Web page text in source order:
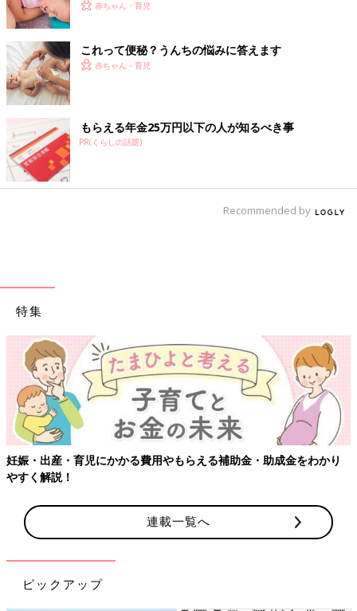
赤ちゃん・育児
これって便秘？うんちの悩みに答えます
赤ちゃん・育児
もらえる年金25万円以下の人が知るべき事
PR(くらしの話題)
Recommended by
特集
【ワクチン接種できるものも】妊婦の感染症対策、知っておいて！
連載一覧へ
ピックアップ